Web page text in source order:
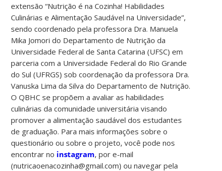
extensão “Nutrição é na Cozinha! Habilidades
Culinárias e Alimentação Saudável na Universidade”,
sendo coordenado pela professora Dra. Manuela
Mika Jomori do Departamento de Nutrição da
Universidade Federal de Santa Catarina (UFSC) em
parceria com a Universidade Federal do Rio Grande
do Sul (UFRGS) sob coordenação da professora Dra.
Vanuska Lima da Silva do Departamento de Nutrição.
O QBHC se propõem a avaliar as habilidades
culinárias da comunidade universitária visando
promover a alimentação saudável dos estudantes
de graduação. Para mais informações sobre o
questionário ou sobre o projeto, você pode nos
encontrar no instagram, por e-mail
(nutricaoenacozinha@gmail.com) ou navegar pela